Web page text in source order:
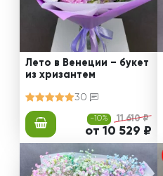
Лето в Венеции – букет
из хризантем
30
-10% 11 610 ₽
от 10 529 ₽